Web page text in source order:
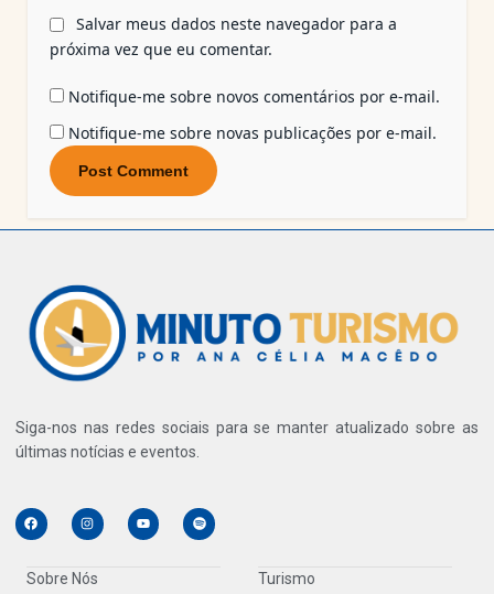
Salvar meus dados neste navegador para a
próxima vez que eu comentar.
Notifique-me sobre novos comentários por e-mail.
Notifique-me sobre novas publicações por e-mail.
Siga-nos nas redes sociais para se manter atualizado sobre as
últimas notícias e eventos.
Sobre Nós Turismo